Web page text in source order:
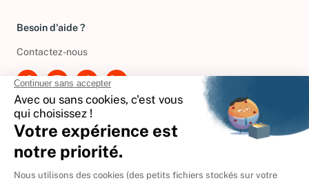
Besoin d'aide ?
Contactez-nous
International
🇪🇸 Espagne
🇩🇪Allemagne
🇮🇹 Italie